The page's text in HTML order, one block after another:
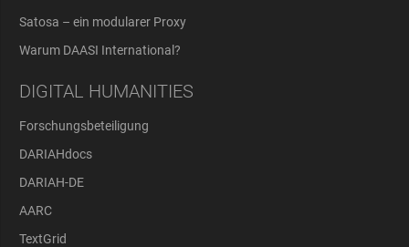
Satosa – ein modularer Proxy
Warum DAASI International?
DIGITAL HUMANITIES
Forschungsbeteiligung
DARIAHdocs
DARIAH-DE
AARC
TextGrid